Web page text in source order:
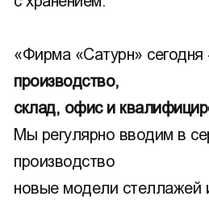
«Фирма «Сатурн» сегодня
производство,
склад, офис и
Мы регулярно вводим в
производство
новые модели стеллажей